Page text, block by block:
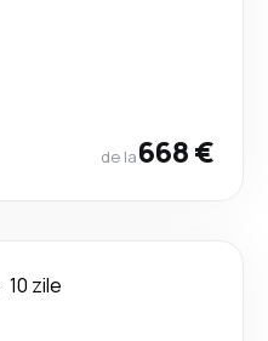
de la668 €
10 zile